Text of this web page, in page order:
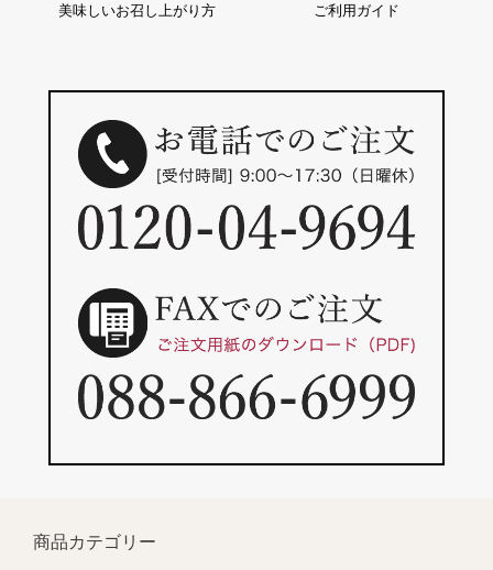
美味しいお召し上がり方 ご利用ガイド
商品カテゴリー